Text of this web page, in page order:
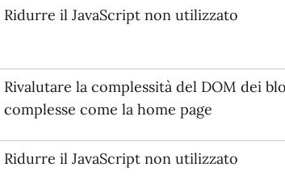
Ridurre il JavaScript non utilizzato
Rivalutare la complessità del DOM dei
complesse come la home page
Ridurre il JavaScript non utilizzato